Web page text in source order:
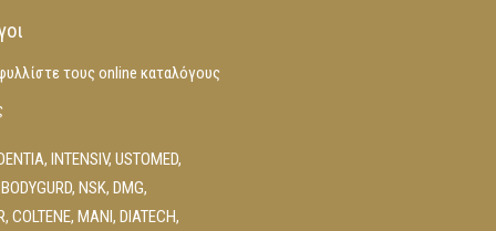
τους online καταλόγους
, INTENSIV, USTOMED,
, NSK, DMG,
, COLTENE, MANI , DIATECH,